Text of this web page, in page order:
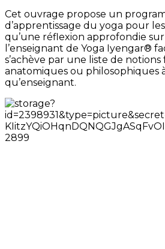
Cet ouvrage propose un
d’apprentissage du yoga pour
qu’une réflexion approfondie
l’enseignant de Yoga Iyengar®
s’achève par une liste de
anatomiques ou philosophiques
qu’enseignant.